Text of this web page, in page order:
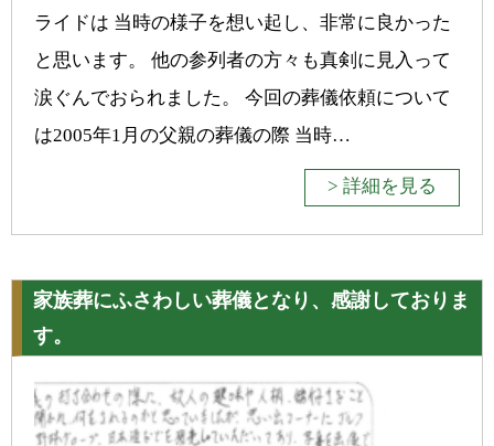
ライドは 当時の様子を想い起し、非常に良かった
と思います。 他の参列者の方々も真剣に見入って
涙ぐんでおられました。 今回の葬儀依頼について
は2005年1月の父親の葬儀の際 当時…
> 詳細を見る
家族葬にふさわしい葬儀となり、感謝しておりま
す。